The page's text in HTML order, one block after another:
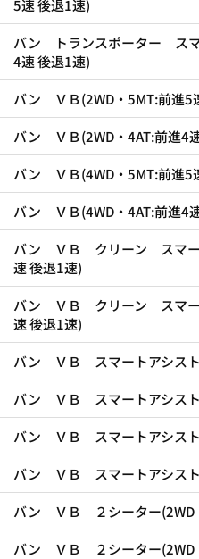
5速 後退1速)
バン トランスポーター スマ
4速 後退1速)
バン ＶＢ(2WD・5MT:前進5
バン ＶＢ(2WD・4AT:前進4
バン ＶＢ(4WD・5MT:前進5
バン ＶＢ(4WD・4AT:前進4
バン ＶＢ クリーン スマー
速 後退1速)
バン ＶＢ クリーン スマー
速 後退1速)
バン ＶＢ スマートアシスト
バン ＶＢ スマートアシスト
バン ＶＢ スマートアシスト
バン ＶＢ スマートアシスト
バン ＶＢ ２シーター(2WD
バン ＶＢ ２シーター(2WD